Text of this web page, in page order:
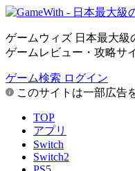
ゲームウィズ 日本最大級
ゲームレビュー・攻略サ
ゲーム検索 ログイン
このサイトは一部広告
TOP
アプリ
Switch
Switch2